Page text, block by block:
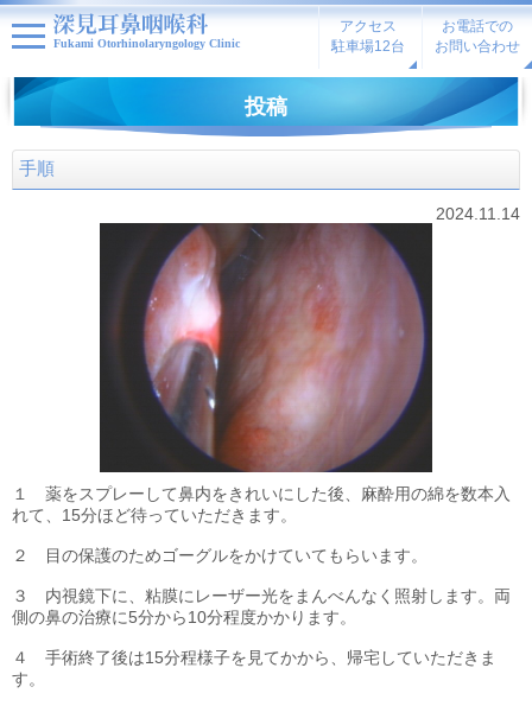
Fukami Otorhinolaryngology Clinic
アクセス
駐車場12台
お電話での
お問い合わせ
投稿
手順
2024.11.14
１ 薬をスプレーして鼻内をきれいにした後、麻酔用の綿を数本入
れて、15分ほど待っていただきます。
２ 目の保護のためゴーグルをかけていてもらいます。
３ 内視鏡下に、粘膜にレーザー光をまんべんなく照射します。両
側の鼻の治療に5分から10分程度かかります。
４ 手術終了後は15分程様子を見てかから、帰宅していただきま
す。